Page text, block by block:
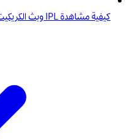
كيفية مشاهدة IPL وبث الكريكيت المباشر في تونس